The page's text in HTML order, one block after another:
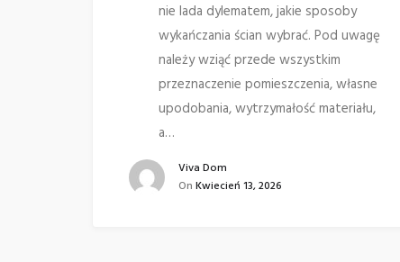
nie lada dylematem, jakie sposoby
wykańczania ścian wybrać. Pod uwagę
należy wziąć przede wszystkim
przeznaczenie pomieszczenia, własne
upodobania, wytrzymałość materiału,
a…
Viva Dom
On Kwiecień 13, 2026